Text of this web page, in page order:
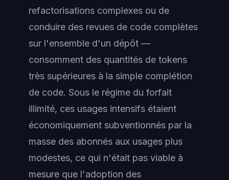
refactorisations complexes ou de
conduire des revues de code complètes
sur l'ensemble d'un dépôt —
consomment des quantités de tokens
très supérieures à la simple complétion
de code. Sous le régime du forfait
illimité, ces usages intensifs étaient
économiquement subventionnés par la
masse des abonnés aux usages plus
modestes, ce qui n'était pas viable à
mesure que l'adoption des